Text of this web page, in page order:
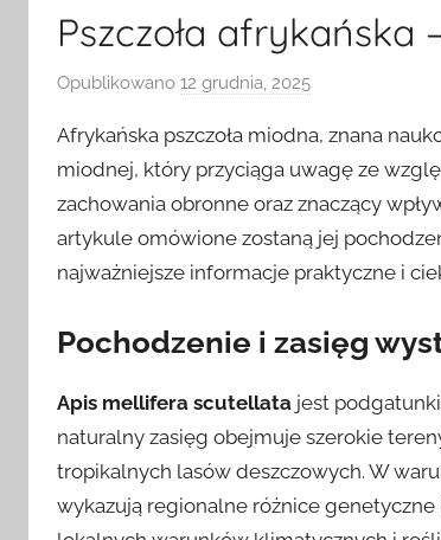
Pszczoła afrykańska
Opublikowano 12 grudnia, 2025
z
e
z
Afrykańska pszczoła miodna, znana
miodnej, który przyciąga uwagę ze
zachowania obronne oraz znaczący
artykule omówione zostaną jej
najważniejsze informacje praktyczne i
Pochodzenie i zasięg
Apis mellifera scutellata jest
naturalny zasięg obejmuje szerokie
tropikalnych lasów deszczowych. W
wykazują regionalne różnice